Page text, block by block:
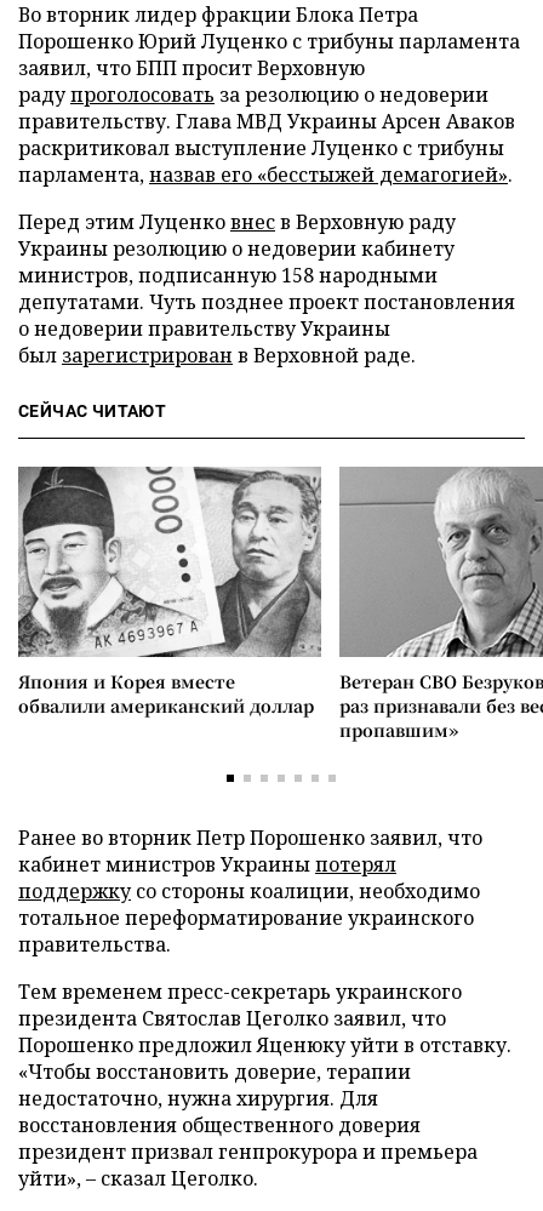
Во вторник лидер фракции Блока Петра
Порошенко Юрий Луценко с трибуны парламента
заявил, что БПП просит Верховную
радупроголосовать за резолюцию о недоверии
правительству. Глава МВД Украины Арсен Аваков
раскритиковал выступление Луценко с трибуны
парламента,назвав его «бесстыжей демагогией».
Перед этим Луценковнесв Верховную раду
Украины резолюцию о недоверии кабинету
министров, подписанную 158 народными
депутатами. Чуть позднее проект постановления
о недоверии правительству Украины
был зарегистрирован в Верховной раде.
СЕЙЧАС ЧИТАЮТ
Япония и Корея вместе
обвалили американский доллар
Ветеран СВО
раз признавали без
пропавшим»
Ранее во вторник Петр Порошенко заявил, что
кабинет министров Украиныпотерял
поддержкусо стороны коалиции, необходимо
тотальное переформатирование украинского
правительства.
Тем временем пресс-секретарь украинского
президента Святослав Цеголко заявил, что
Порошенко предложил Яценюку уйти в отставку.
«Чтобы восстановить доверие, терапии
недостаточно, нужна хирургия. Для
восстановления общественного доверия
президент призвал генпрокурора и премьера
уйти», – сказал Цеголко.